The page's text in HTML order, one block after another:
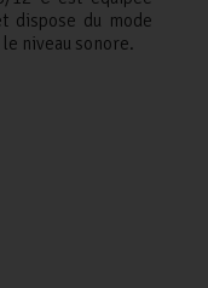
dispose du mode
niveau sonore.